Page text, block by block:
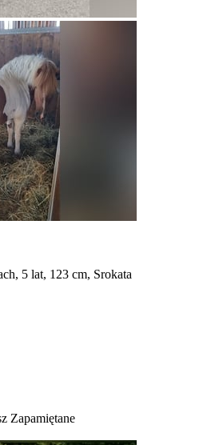
5 lat, 123 cm, Srokata
Zapamiętane